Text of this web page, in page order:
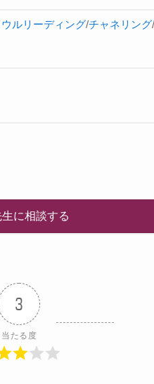
ウルリーディング/チャネリング/
に相談する
3
当たる度